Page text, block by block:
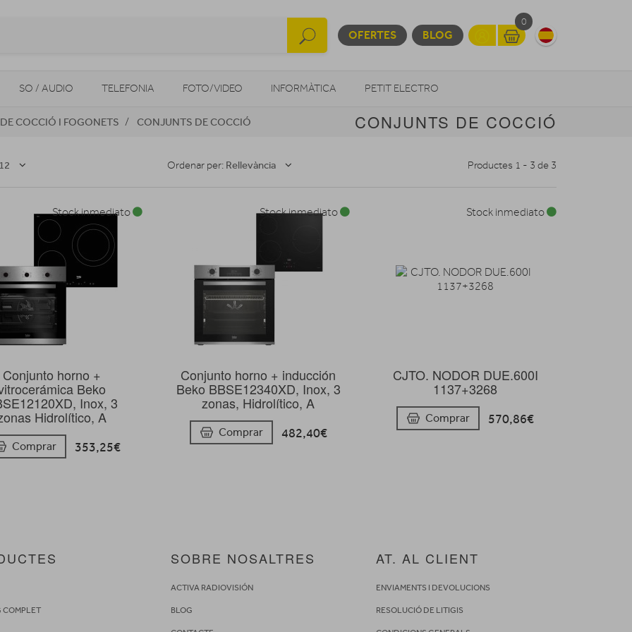
OFERTES BLOG
0
SO / AUDIO TELEFONIA FOTO/VIDEO INFORMÀTICA PETIT ELECTRO
MOBILITAT URBANA NAVEGADORS GPS CONSOLES OTROS
COCCIÓ I FOGONETS CONJUNTS DE COCCIÓ CONJUNTS DE COCCIÓ
Ordenar per: Rellevància Productes 1 - 3 de 3
Conjunto horno +
Beko
Inox, 3
Hidrolítico, A
Comprar 353,25€
Stock inmediato
Conjunto horno + inducción
Beko BBSE12340XD, Inox, 3
zonas, Hidrolítico, A
Comprar 482,40€
Stock inmediato
CJTO. NODOR DUE.600I
1137+3268
Comprar 570,86€
Stock inmediato
COMPLET
SOBRE NOSALTRES
ACTIVA RADIOVISIÓN
BLOG
AT. AL CLIENT
ENVIAMENTS I DEVOLUCIONS
RESOLUCIÓ DE LITIGIS